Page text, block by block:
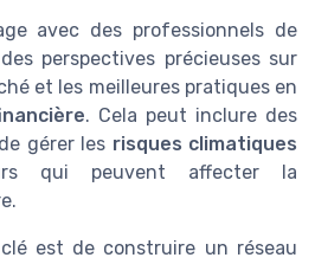
avec des professionnels de
perspectives précieuses sur
et les meilleures pratiques en
. Cela peut inclure des
gérer les risques climatiques
qui peuvent affecter la
est de construire un réseau